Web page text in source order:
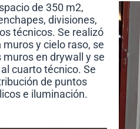
de 350 m2,
divisiones,
técnicos. Se realizó
y cielo raso, se
en drywall y se
cuarto técnico. Se
de puntos
e iluminación.